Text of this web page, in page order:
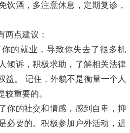
饮酒，多注意休息，定期复诊，
两点建议：
的就业，导致你失去了很多机
倾诉，积极求助，了解相关法律
益。 记住，外貌不是衡量一个人
重要的。
你的社交和情感，感到自卑，抑
必要的。积极参加户外活动，进